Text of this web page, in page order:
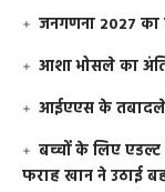
जनगणना 2027 का
आशा भोसले का
आईएएस के
बच्चों के लिए
फराह खान ने उठाई